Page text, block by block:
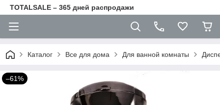
TOTALSALE – 365 дней распродажи
Каталог Все для дома Для ванной комнаты
–61%